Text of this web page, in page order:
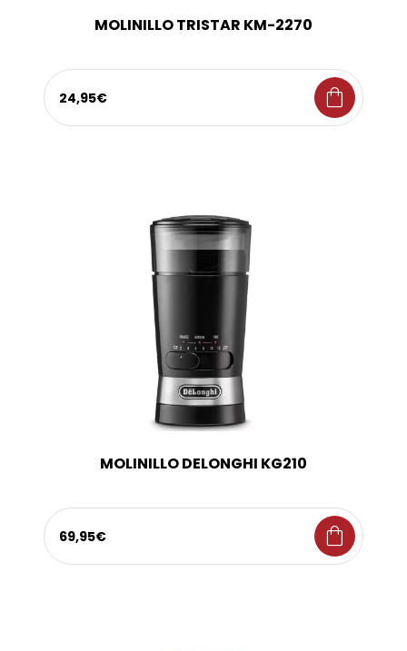
MOLINILLO TRISTAR KM-2270
24,95€ shopping_bag
MOLINILLO DELONGHI KG210
69,95€ shopping_bag